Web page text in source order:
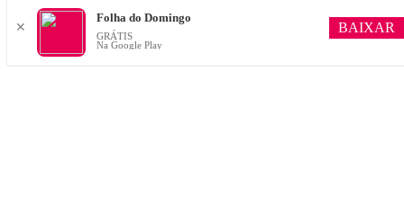
✕
Folha do Domingo
GRÁTIS
Na Google Play
BAIXAR